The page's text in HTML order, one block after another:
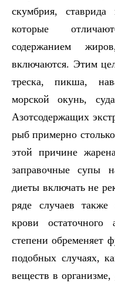
скумбрия,
которые
содержанием
включаются. Этим
треска, пикша,
морской окунь,
Азотсодержащих
рыб примерно
этой причине
заправочные супы
диеты включать не
ряде случаев также
крови остаточного
степени обременяет
подобных случаях,
веществ в